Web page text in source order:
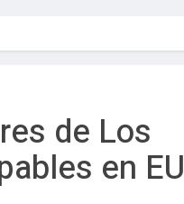
de Los
en EU